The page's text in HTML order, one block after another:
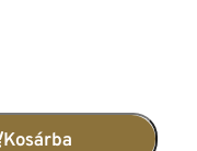
Kosárba